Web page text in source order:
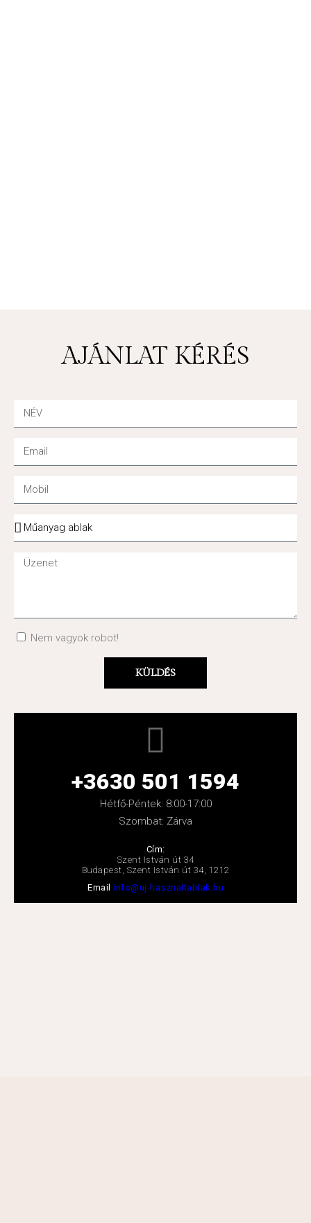
AJÁNLAT KÉRÉS
Nem vagyok robot!
KÜLDÉS
+3630 501 1594
Hétfő-Péntek: 8:00-17:00
Szombat: Zárva
Cím:
Szent István út 34
Budapest, Szent István út 34, 1212
Email info@uj-hasznaltablak.hu